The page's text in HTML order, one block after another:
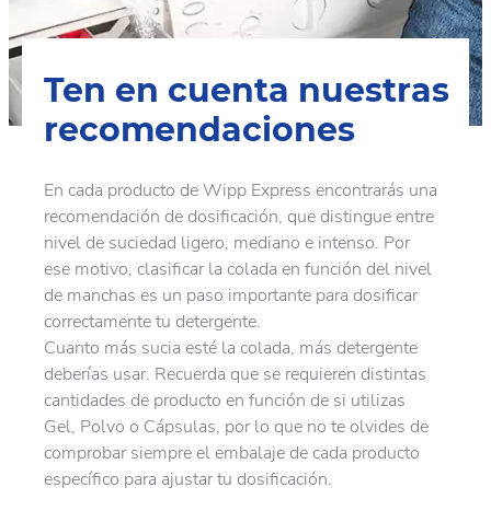
Ten en cuenta nuestras
recomendaciones
En cada producto de Wipp Express encontrarás una
recomendación de dosificación, que distingue entre
nivel de suciedad ligero, mediano e intenso. Por
ese motivo, clasificar la colada en función del nivel
de manchas es un paso importante para dosificar
correctamente tu detergente.
Cuanto más sucia esté la colada, más detergente
deberías usar. Recuerda que se requieren distintas
cantidades de producto en función de si utilizas
Gel, Polvo o Cápsulas, por lo que no te olvides de
comprobar siempre el embalaje de cada producto
específico para ajustar tu dosificación.